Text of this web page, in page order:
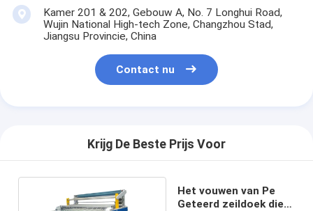
Kamer 201 & 202, Gebouw A, No. 7 Longhui Road,
Wujin National High-tech Zone, Changzhou Stad,
Jiangsu Provincie, China
Contact nu
Krijg De Beste Prijs Voor
Het vouwen van Pe
Geteerd zeildoek die